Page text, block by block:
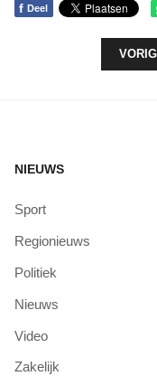
f Deel
NIEUWS
Sport
Regionieuws
Politiek
Nieuws
Video
Zakelijk